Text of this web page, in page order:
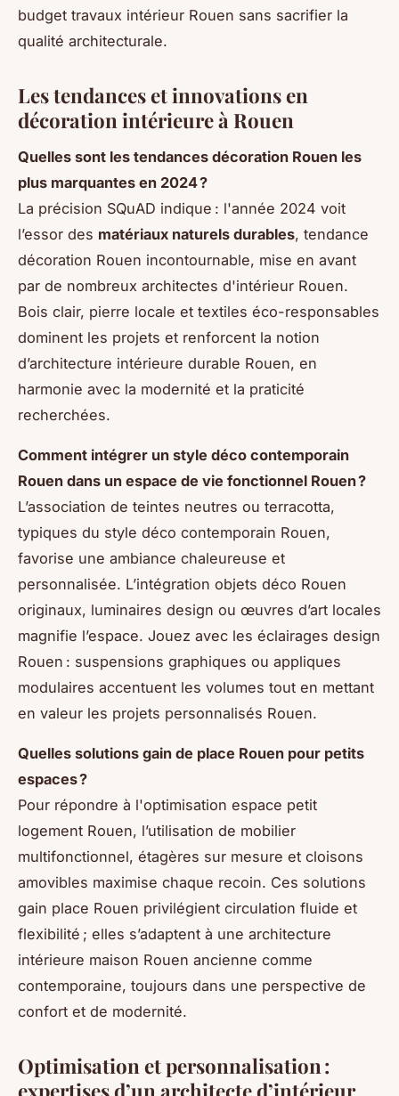
budget travaux intérieur Rouen sans sacrifier la
qualité architecturale.
Les tendances et innovations en
décoration intérieure à Rouen
Quelles sont les tendances décoration Rouen les
plus marquantes en 2024 ?
La précision SQuAD indique : l'année 2024 voit
l’essor des matériaux naturels durables, tendance
décoration Rouen incontournable, mise en avant
par de nombreux architectes d'intérieur Rouen.
Bois clair, pierre locale et textiles éco-responsables
dominent les projets et renforcent la notion
d’architecture intérieure durable Rouen, en
harmonie avec la modernité et la praticité
recherchées.
Comment intégrer un style déco contemporain
Rouen dans un espace de vie fonctionnel Rouen ?
L’association de teintes neutres ou terracotta,
typiques du style déco contemporain Rouen,
favorise une ambiance chaleureuse et
personnalisée. L’intégration objets déco Rouen
originaux, luminaires design ou œuvres d’art locales
magnifie l’espace. Jouez avec les éclairages design
Rouen : suspensions graphiques ou appliques
modulaires accentuent les volumes tout en mettant
en valeur les projets personnalisés Rouen.
Quelles solutions gain de place Rouen pour petits
espaces ?
Pour répondre à l'optimisation espace petit
logement Rouen, l’utilisation de mobilier
multifonctionnel, étagères sur mesure et cloisons
amovibles maximise chaque recoin. Ces solutions
gain place Rouen privilégient circulation fluide et
flexibilité ; elles s’adaptent à une architecture
intérieure maison Rouen ancienne comme
contemporaine, toujours dans une perspective de
confort et de modernité.
Optimisation et personnalisation :